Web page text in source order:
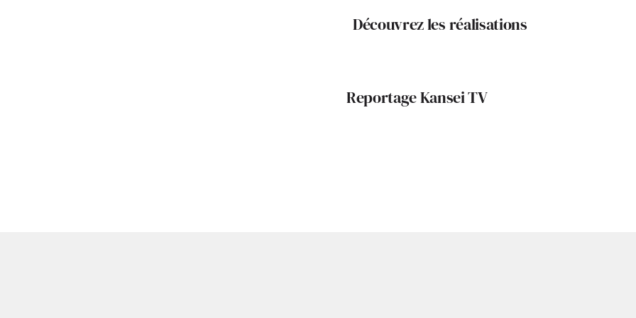
Découvrez les réalisations
Reportage Kansei TV